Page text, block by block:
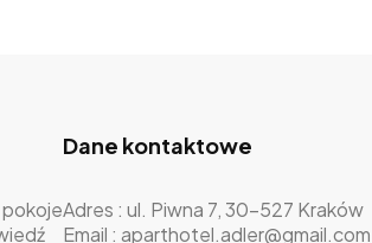
Dane kontaktowe
Adres : ul. Piwna 7, 30-527 Kraków
Email : aparthotel.adler@gmail.com